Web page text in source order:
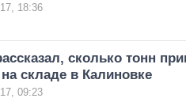
18:36
сколько тонн
складе в Калиновке
09:23